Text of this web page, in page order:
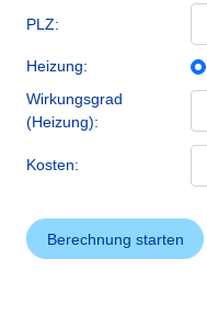
PLZ:
Heizung:
Wirkungsgrad
(Heizung):
Kosten: